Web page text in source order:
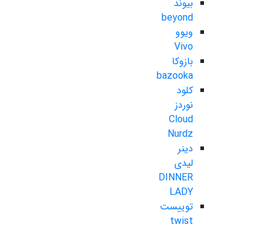
بیوند
beyond
ویوو
Vivo
بازوکا
bazooka
کلود
نوردز
Cloud
Nurdz
دینر
لیدی
DINNER
LADY
توییست
twist